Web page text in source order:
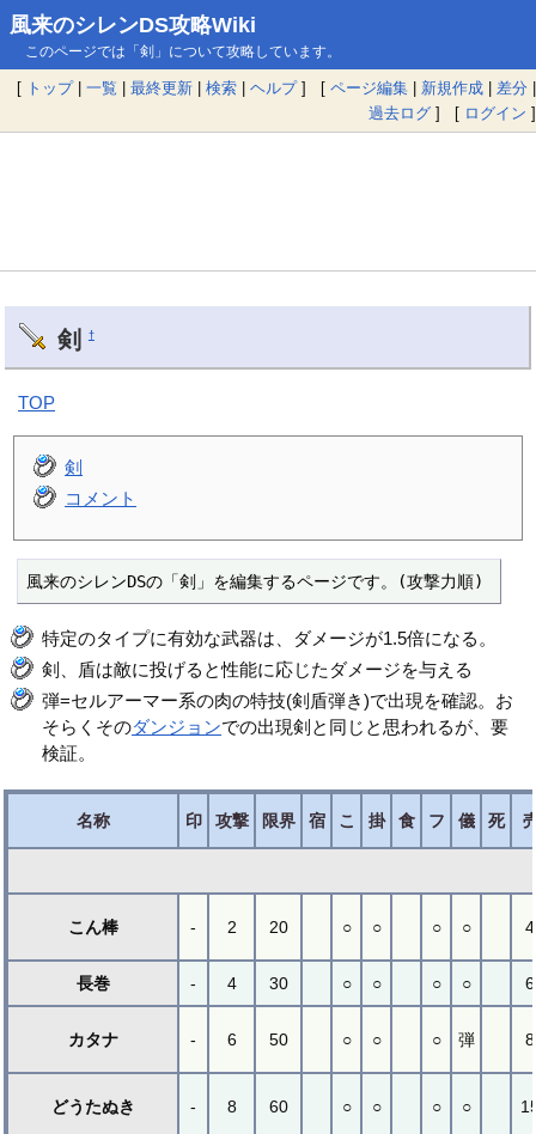
風来のシレンDS攻略Wiki
このページでは「剣」について攻略しています。
[ トップ| 一覧 | 最終更新 | 検索 | ヘルプ] [ ページ編集 | 新規作成 | 差分 |
過去ログ ] [ ログイン ]
剣 †
TOP
剣
コメント
風来のシレンDSの「剣」を編集するページです。(攻撃力順)
特定のタイプに有効な武器は、ダメージが1.5倍になる。
剣、盾は敵に投げると性能に応じたダメージを与える
弾=セルアーマー系の肉の特技(剣盾弾き)で出現を確認。お
そらくそのダンジョンでの出現剣と同じと思われるが、要
検証。
名称 印 攻撃 限界 宿 こ 掛 食 フ 儀 死
こん棒 - 2 20 ○ ○ ○ ○
長巻 - 4 30 ○ ○ ○ ○
カタナ - 6 50 ○ ○ ○ 弾
どうたぬき - 8 60 ○ ○ ○ ○